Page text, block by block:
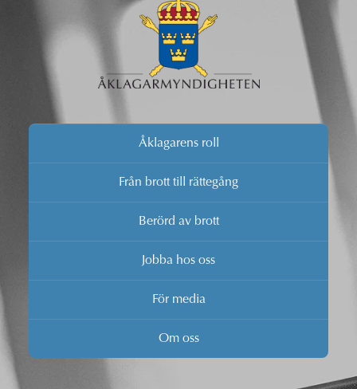
Åklagarens roll
Från brott till rättegång
Berörd av brott
Jobba hos oss
För media
Om oss